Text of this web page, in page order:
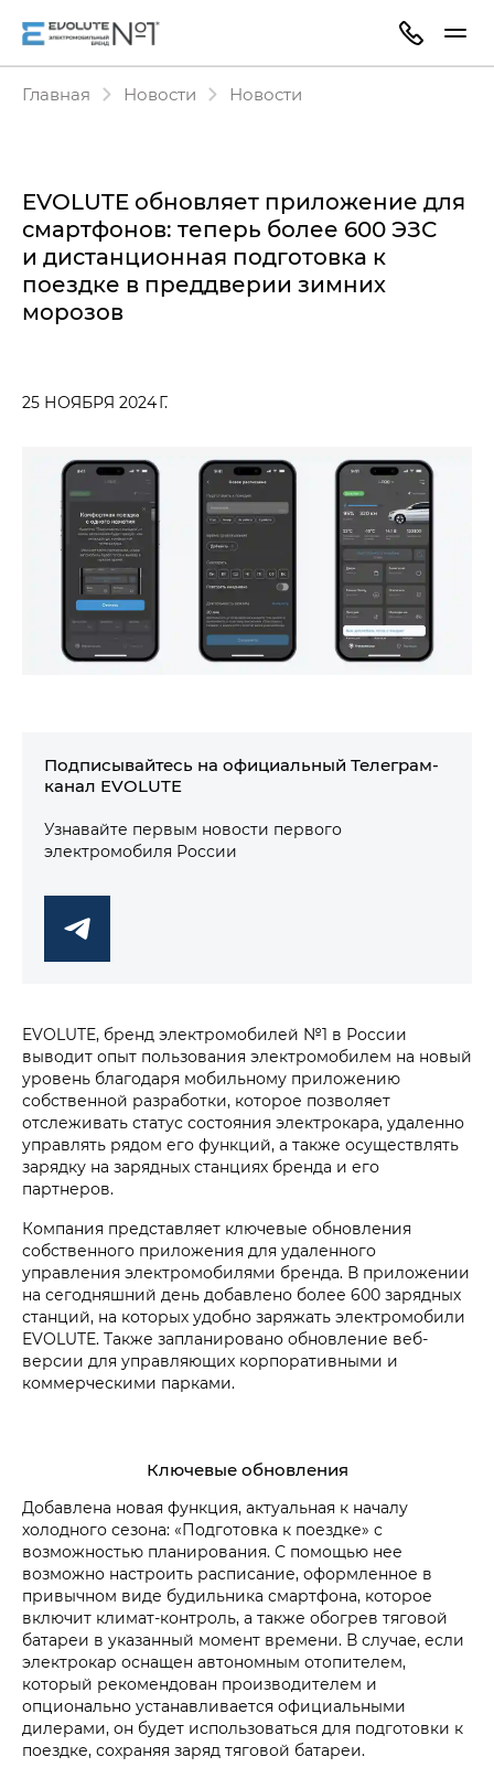
Главная Новости Новости
EVOLUTE обновляет приложение для
смартфонов: теперь более 600 ЭЗС
и дистанционная подготовка к
поездке в преддверии зимних
морозов
25 НОЯБРЯ 2024 Г.
Подписывайтесь на официальный Телеграм-
канал EVOLUTE
Узнавайте первым новости первого
электромобиля России
EVOLUTE, бренд электромобилей №1 в России
выводит опыт пользования электромобилем на новый
уровень благодаря мобильному приложению
собственной разработки, которое позволяет
отслеживать статус состояния электрокара, удаленно
управлять рядом его функций, а также осуществлять
зарядку на зарядных станциях бренда и его
партнеров.
Компания представляет ключевые обновления
собственного приложения для удаленного
управления электромобилями бренда. В приложении
на сегодняшний день добавлено более 600 зарядных
станций, на которых удобно заряжать электромобили
EVOLUTE. Также запланировано обновление веб-
версии для управляющих корпоративными и
коммерческими парками.
Ключевые обновления
Добавлена новая функция, актуальная к началу
холодного сезона: «Подготовка к поездке» с
возможностью планирования. С помощью нее
возможно настроить расписание, оформленное в
привычном виде будильника смартфона, которое
включит климат-контроль, а также обогрев тяговой
батареи в указанный момент времени. В случае, если
электрокар оснащен автономным отопителем,
который рекомендован производителем и
опционально устанавливается официальными
дилерами, он будет использоваться для подготовки к
поездке, сохраняя заряд тяговой батареи.